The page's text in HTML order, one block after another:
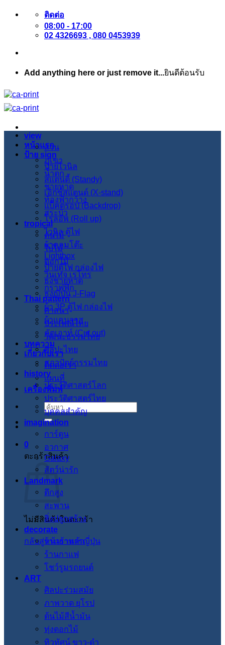
ข้าม
เนื้อหา
ติดต่อ
08:00 - 17:00
02 4326693 , 080 0453939
Add anything here or just remove it...ยินดีต้อนรับ
หน้าแรก
ป้าย sign
ป้ายไวนิล
สแตนดี้ (Standy)
เอ็กซ์สแตนด์ (X-stand)
แบ็คดรอป (Backdrop)
โรลอัพ (Roll up)
ไวนิล ตู้ไฟ
ผ้าคลุมโต๊ะ
Lightbox
ป้ายตู้ไฟ กล่องไฟ
ธงชายหาด
ธงญี่ปุ่น J-Flag
ผ้า 3P ตู้ไฟ กล่องไฟ
ผ้าแคนวาส
คัตเอาท์ (Cut out)
บทความ
เกี่ยวกับเรา
ติดต่อเรา
แผนที่
เครื่องพิมพ์
ค้นหา:
0
ตะกร้าสินค้า
ไม่มีสินค้าในตะกร้า
กลับสู่หน้าร้านค้า
view
สวน
ภูเขา
น้ำตก
ชายหาด
ท้องฟ้ากว้าง
สระบัว
tropical
ต้นไม้
ใบไม้
ดอกไม้
วินเทจ เรโทร
กราฟฟิก
Thai pattern
ศาสนา
ประเพณีไทย
วัฒนะธรรมไทย
ศิลปะไทย
สภาปัตย์กรรมไทย
history
ประวัติศาสตร์โลก
ประวัติศาสตร์ไทย
บุคคลสำคัญ
imagination
การ์ตูน
อวกาศ
Galaxy
สัตว์น่ารัก
Landmark
ตึกสูง
สะพาน
สิ่งปลูกสร้าง
decorate
ร้านอาหารญี่ปุ่น
ร้านกาแฟ
โชว์รูมรถยนต์
ART
ศิลปะร่วมสมัย
ภาพวาด ยุโรป
ต้นไม้สีน้ำมัน
ทุ่งดอกไม้
ทิวทัศน์ ขาว-ดำ